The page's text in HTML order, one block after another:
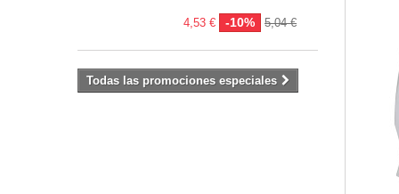
4,53 € -10% 5,04 €
Todas las promociones especiales